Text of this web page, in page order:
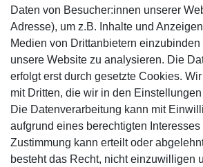
Mitglied
Motor-Fit
Daten von Besucher:innen unserer
Adresse), um z.B. Inhalte und
Medien von Drittanbietern
unsere Website zu analysieren. Die
erfolgt erst durch gesetzte Cookies.
mit Dritten, die wir in den
Die Datenverarbeitung kann mit
aufgrund eines berechtigten
Zustimmung kann erteilt oder
besteht das Recht, nicht einzuwilligen